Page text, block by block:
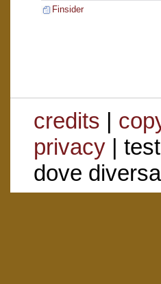
Finsider
credits |
privacy|
dove